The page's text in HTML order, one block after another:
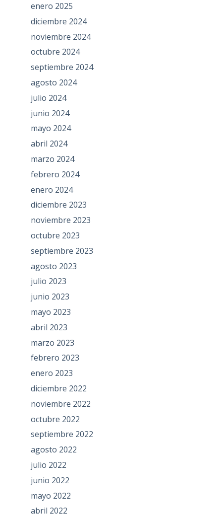
enero 2025
diciembre 2024
noviembre 2024
octubre 2024
septiembre 2024
agosto 2024
julio 2024
junio 2024
mayo 2024
abril 2024
marzo 2024
febrero 2024
enero 2024
diciembre 2023
noviembre 2023
octubre 2023
septiembre 2023
agosto 2023
julio 2023
junio 2023
mayo 2023
abril 2023
marzo 2023
febrero 2023
enero 2023
diciembre 2022
noviembre 2022
octubre 2022
septiembre 2022
agosto 2022
julio 2022
junio 2022
mayo 2022
abril 2022